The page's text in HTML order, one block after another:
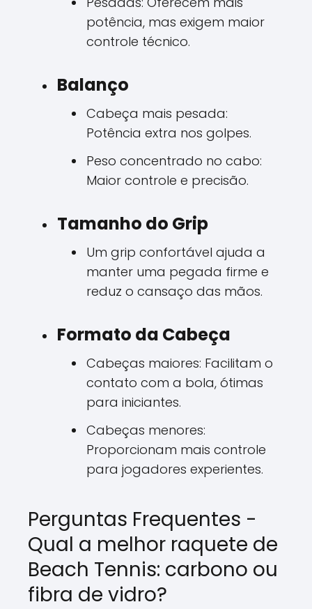
potência, mas exigem maior
controle técnico.
Balanço
Cabeça mais pesada:
Potência extra nos golpes.
Peso concentrado no cabo:
Maior controle e precisão.
Tamanho do Grip
Um grip confortável ajuda a
manter uma pegada firme e
reduz o cansaço das mãos.
Formato da Cabeça
Cabeças maiores: Facilitam o
contato com a bola, ótimas
para iniciantes.
Cabeças menores:
Proporcionam mais controle
para jogadores experientes.
Perguntas Frequentes -
Qual a melhor raquete de
Beach Tennis: carbono ou
fibra de vidro?